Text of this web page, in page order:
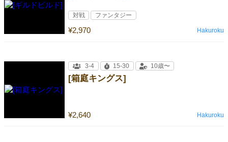
¥2,970
対戦 ファンタジー
Hakuroku
[箱庭キングス]
¥2,640
3-4 15-30 10歳〜
Hakuroku